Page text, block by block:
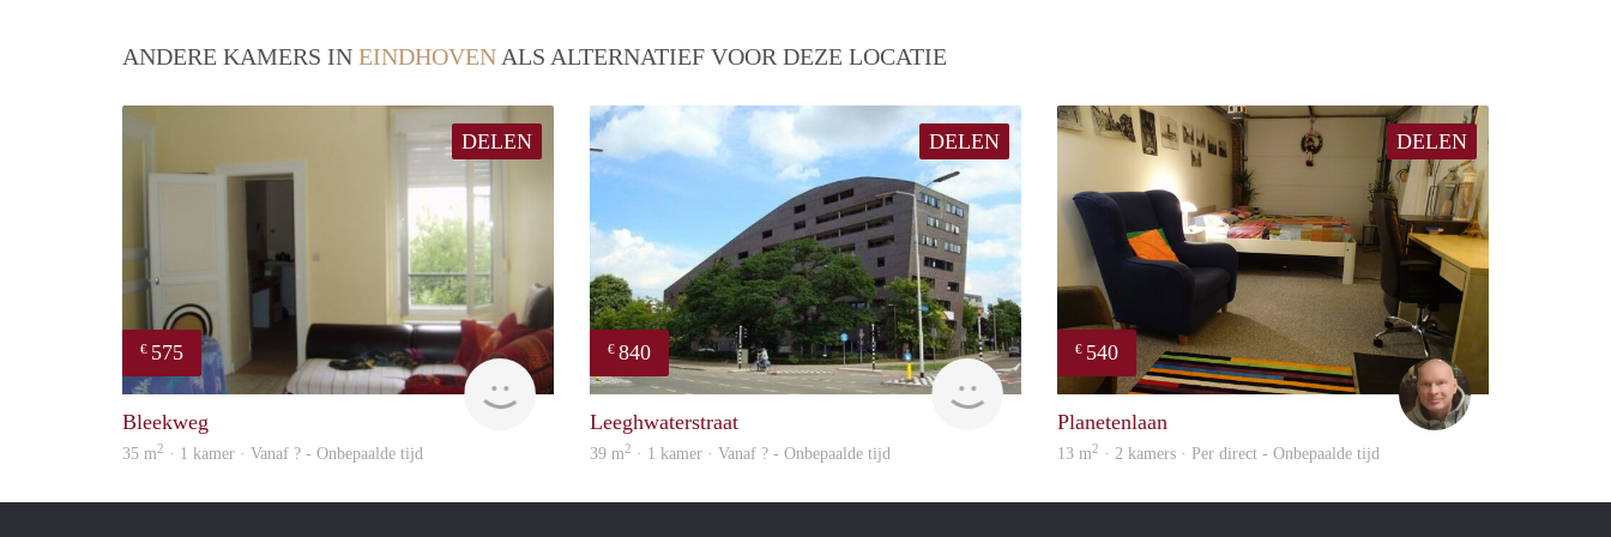
ANDERE KAMERS IN EINDHOVEN ALS ALTERNATIEF VOOR DEZE LOCATIE
DELEN
€ 575
finder
Bleekweg
35 m2 · 1 kamer · Vanaf ? - Onbepaalde tijd
DELEN
€ 840
rent
Leeghwaterstraat
39 m2 · 1 kamer · Vanaf ? - Onbepaalde tijd
DELEN
€ 540
Planetenlaan
13 m2 · 2 kamers · Per direct - Onbepaalde tijd